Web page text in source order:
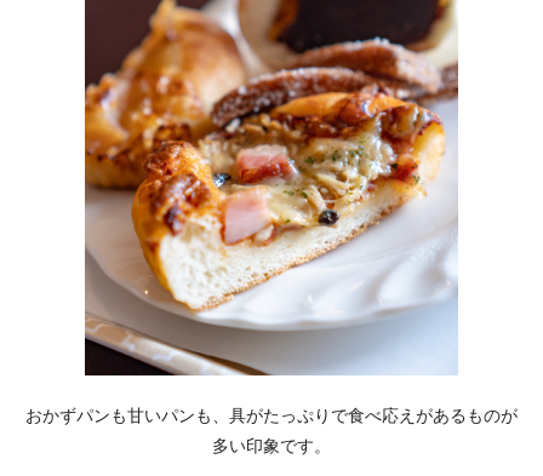
おかずパンも甘いパンも、具がたっぷりで食べ応えがあるものが
多い印象です。